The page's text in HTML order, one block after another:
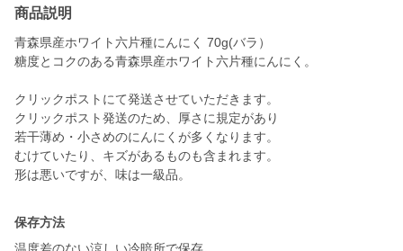
商品説明
青森県産ホワイト六片種にんにく 70g(バラ）
糖度とコクのある青森県産ホワイト六片種にんにく。
クリックポストにて発送させていただきます。
クリックポスト発送のため、厚さに規定があり
若干薄め・小さめのにんにくが多くなります。
むけていたり、キズがあるものも含まれます。
保存方法